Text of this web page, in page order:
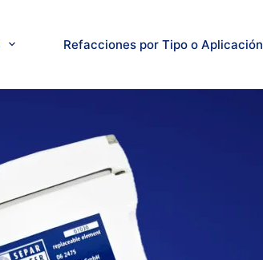
Refacciones por Tipo o Aplicación